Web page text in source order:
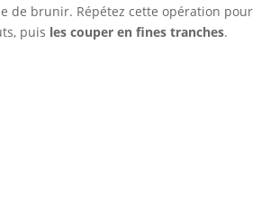
de brunir. Répétez cette opération pour
puis les couper en fines tranches.